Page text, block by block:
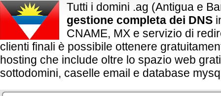
Tutti i domini .ag (Antigua e
gestione completa dei DNS
CNAME, MX e servizio di
clienti finali è possibile ottenere
hosting che include oltre lo spazio web
sottodomini, caselle email e database